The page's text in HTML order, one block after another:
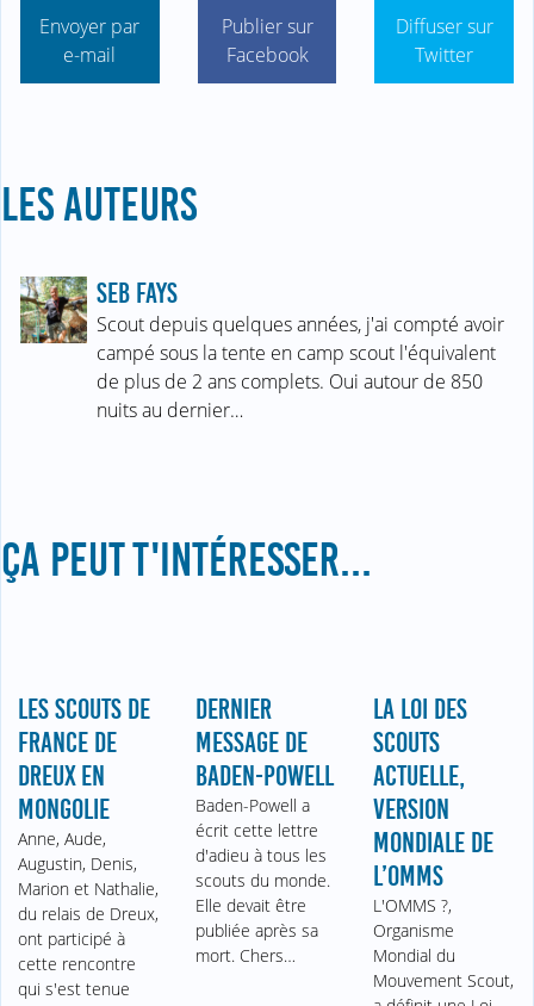
Envoyer par
e-mail
Publier sur
Facebook
Diffuser sur
Twitter
LES AUTEURS
SEB FAYS
Scout depuis quelques années, j'ai compté avoir
campé sous la tente en camp scout l'équivalent
de plus de 2 ans complets. Oui autour de 850
nuits au dernier…
ÇA PEUT T'INTÉRESSER...
LES SCOUTS DE
FRANCE DE
DREUX EN
MONGOLIE
Anne, Aude,
Augustin, Denis,
Marion et Nathalie,
du relais de Dreux,
ont participé à
cette rencontre
qui s'est tenue
DERNIER
MESSAGE DE
BADEN-POWELL
Baden-Powell a
écrit cette lettre
d'adieu à tous les
scouts du monde.
Elle devait être
publiée après sa
mort. Chers…
LA LOI DES
SCOUTS
ACTUELLE,
VERSION
MONDIALE DE
L’OMMS
L'OMMS ?,
Organisme
Mondial du
Mouvement Scout,